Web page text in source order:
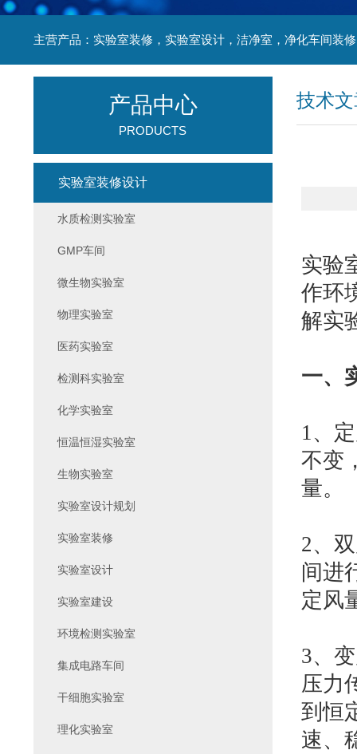
技术
实验
作环
解实
一、
1、
不变
量。
2、
间进
定风
3、
压力
到恒
速、
产品中心
PRODUCTS
实验室装修设计
水质检测实验室
GMP车间
微生物实验室
物理实验室
医药实验室
检测科实验室
化学实验室
恒温恒湿实验室
生物实验室
实验室设计规划
实验室装修
实验室设计
实验室建设
环境检测实验室
集成电路车间
干细胞实验室
理化实验室